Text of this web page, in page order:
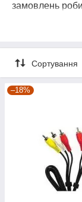
замовлень
якості у
потрібна
Сортування
–18%